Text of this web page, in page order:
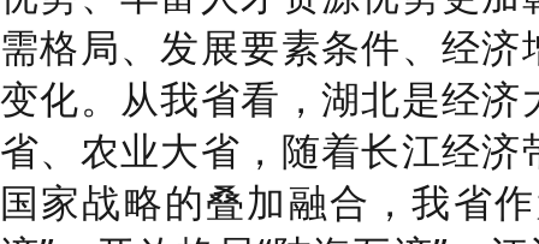
需格局、发展要素条件、经
变化。 从我省看， 湖北是经济
省、农业大省，随着长江经
国家战略的叠加融合，我省